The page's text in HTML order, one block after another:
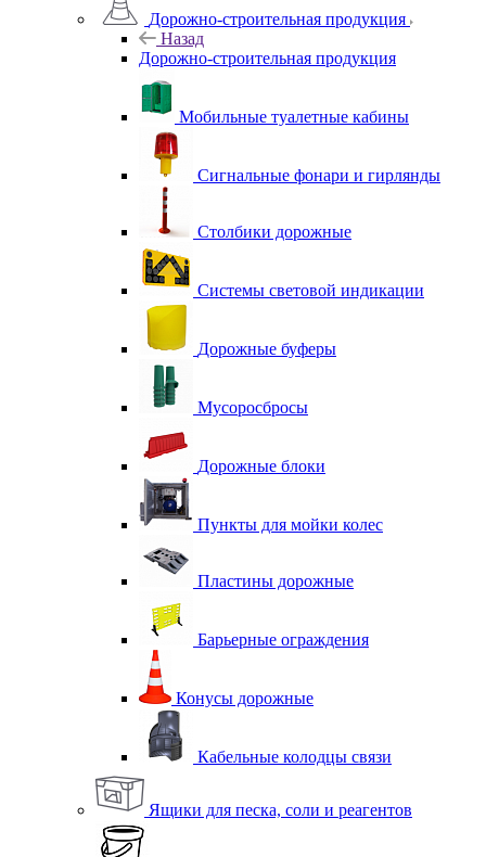
Дорожно-строительная продукция
Назад
Дорожно-строительная продукция
Мобильные туалетные кабины
Сигнальные фонари и гирлянды
Столбики дорожные
Системы световой индикации
Дорожные буферы
Мусоросбросы
Дорожные блоки
Пункты для мойки колес
Пластины дорожные
Барьерные ограждения
Конусы дорожные
Кабельные колодцы связи
Ящики для песка, соли и реагентов